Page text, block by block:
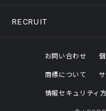
オフィスギャラリー
事業情報トップ
RECRUIT
採用情報トップ
評価制度
お問い合わせ
商標について
情報セキュリティ